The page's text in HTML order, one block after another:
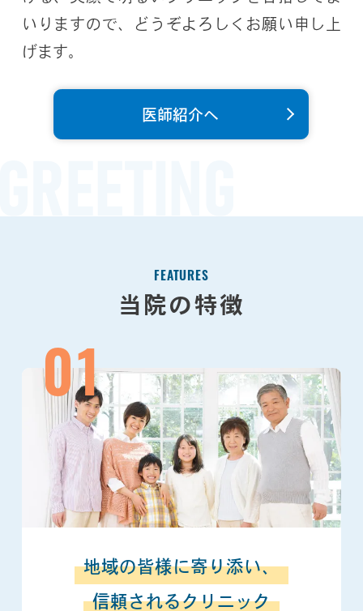
いりますので、どうぞよろしくお願い申し上
げます。
医師紹介へ
FEATURES
当院の特徴
01
地域の皆様に寄り添い、
信頼されるクリニック